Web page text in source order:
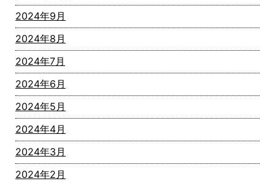
2024年9月
2024年8月
2024年7月
2024年6月
2024年5月
2024年4月
2024年3月
2024年2月